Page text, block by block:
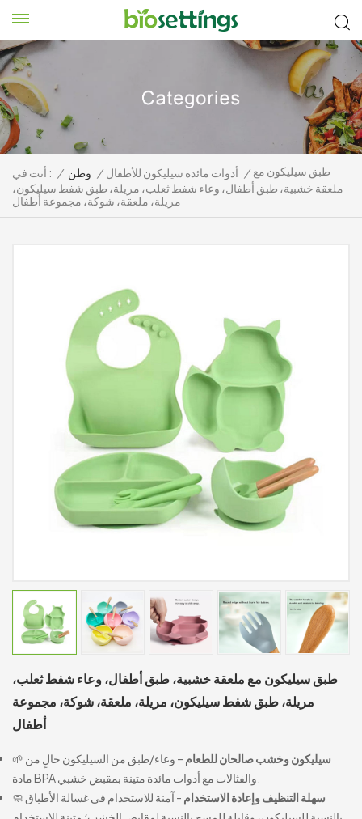
أنت في : / وطن / أدوات مائدة سيليكون للأطفال / طبق سيليكون مع
ملعقة خشبية، طبق أطفال، وعاء شفط ثعلب، مريلة، طبق شفط سيليكون،
مريلة، ملعقة، شوكة، مجموعة أطفال
طبق سيليكون مع ملعقة خشبية، طبق أطفال، وعاء شفط ثعلب،
مريلة، طبق شفط سيليكون، مريلة، ملعقة، شوكة، مجموعة
أطفال
🌱 سيليكون وخشب صالحان للطعام – وعاء/طبق من السيليكون خالٍ من
🧼
سهلة التنظيف وإعادة الاستخدام - آمنة للاستخدام في غسالة الأطباق